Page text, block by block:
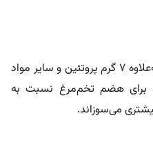
یک تخم‌مرغ فقط ۷۵ کالری دارد به‌علاوه ۷ گرم پروتئین و سایر مواد
برای هضم تخم‌مرغ نسبت به
می‌سوزاند.